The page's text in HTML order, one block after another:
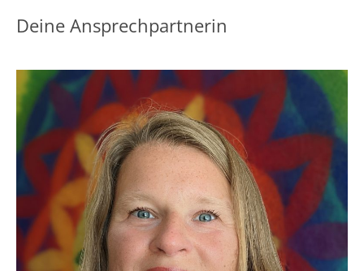
Deine Ansprechpartnerin